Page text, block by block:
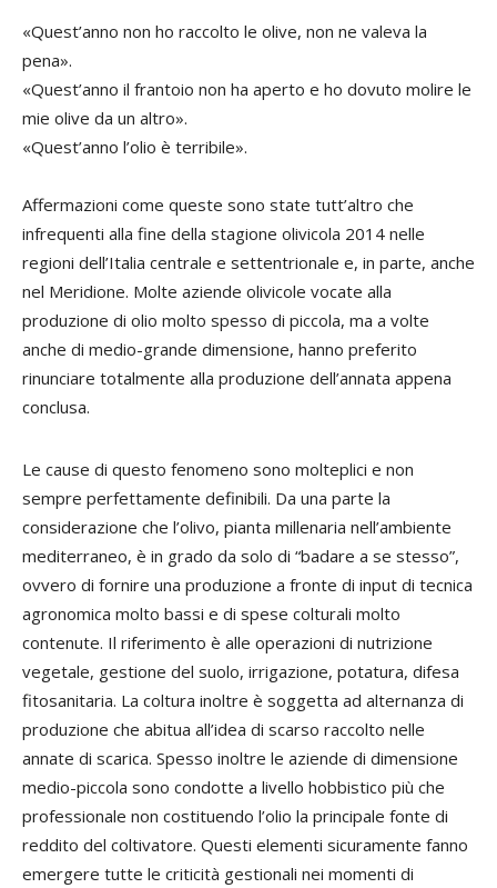
«Quest’anno non ho raccolto le olive, non ne valeva la
pena».
«Quest’anno il frantoio non ha aperto e ho dovuto molire le
mie olive da un altro».
«Quest’anno l’olio è terribile».
Affermazioni come queste sono state tutt’altro che
infrequenti alla fine della stagione olivicola 2014 nelle
regioni dell’Italia centrale e settentrionale e, in parte, anche
nel Meridione. Molte aziende olivicole vocate alla
produzione di olio molto spesso di piccola, ma a volte
anche di medio-grande dimensione, hanno preferito
rinunciare totalmente alla produzione dell’annata appena
conclusa.
Le cause di questo fenomeno sono molteplici e non
sempre perfettamente definibili. Da una parte la
considerazione che l’olivo, pianta millenaria nell’ambiente
mediterraneo, è in grado da solo di “badare a se stesso”,
ovvero di fornire una produzione a fronte di input di tecnica
agronomica molto bassi e di spese colturali molto
contenute. Il riferimento è alle operazioni di nutrizione
vegetale, gestione del suolo, irrigazione, potatura, difesa
fitosanitaria. La coltura inoltre è soggetta ad alternanza di
produzione che abitua all’idea di scarso raccolto nelle
annate di scarica. Spesso inoltre le aziende di dimensione
medio-piccola sono condotte a livello hobbistico più che
professionale non costituendo l’olio la principale fonte di
reddito del coltivatore. Questi elementi sicuramente fanno
emergere tutte le criticità gestionali nei momenti di